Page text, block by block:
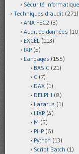
Sécurité informatique
Techniques d'audit (271)
ANA-FEC2 (3)
Audit de données
EXCEL (113)
IXP (5)
Langages (155)
BASIC (21)
C (7)
DAX (1)
DELPHI (8)
Lazarus (1)
LIXP (4)
M (5)
PHP (6)
Python (13)
Script Batch (1)